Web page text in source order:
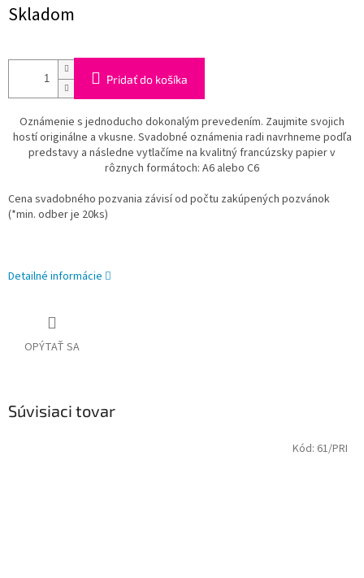
cena:
Skladom
Pridať do košíka
Oznámenie s jednoducho dokonalým prevedením. Zaujmite svojich
hostí originálne a vkusne. Svadobné oznámenia radi navrhneme podľa
predstavy a následne vytlačíme na kvalitný francúzsky papier v
rôznych formátoch: A6 alebo C6
Cena svadobného pozvania závisí od počtu zakúpených pozvánok
(*min. odber je 20ks)
Detailné informácie
OPÝTAŤ SA
Súvisiaci tovar
Kód: 61/PRI